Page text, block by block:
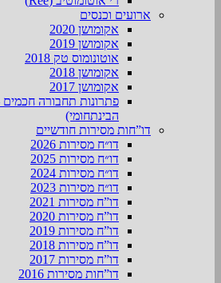
ארועים וכנסים
אקומושן 2020
אקומושן 2019
אוטונומוס טק 2018
אקומושן 2018
אקומושן 2017
פתרונות תחבורה חכמים
הבינתחומי)
דו”חות מסירות חודשיים
דו״ח מסירות 2026
דו״ח מסירות 2025
דו״ח מסירות 2024
דו״ח מסירות 2023
דו”ח מסירות 2021
דו”ח מסירות 2020
דו”ח מסירות 2019
דו”ח מסירות 2018
דו”ח מסירות 2017
דו”חות מסירות 2016